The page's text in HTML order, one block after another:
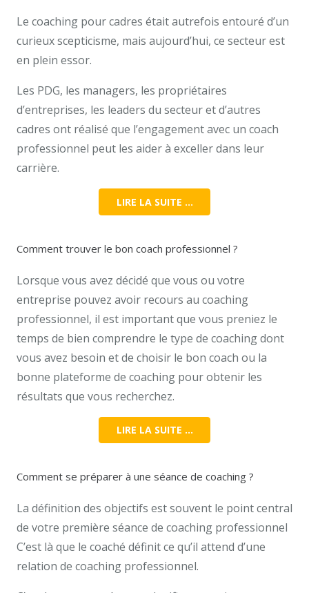
Le coaching pour cadres était autrefois entouré d’un
curieux scepticisme, mais aujourd’hui, ce secteur est
en plein essor.
Les PDG, les managers, les propriétaires
d’entreprises, les leaders du secteur et d’autres
cadres ont réalisé que l’engagement avec un coach
professionnel peut les aider à exceller dans leur
carrière.
LIRE LA SUITE …
Comment trouver le bon coach professionnel ?
Lorsque vous avez décidé que vous ou votre
entreprise pouvez avoir recours au coaching
professionnel, il est important que vous preniez le
temps de bien comprendre le type de coaching dont
vous avez besoin et de choisir le bon coach ou la
bonne plateforme de coaching pour obtenir les
résultats que vous recherchez.
LIRE LA SUITE …
Comment se préparer à une séance de coaching ?
La définition des objectifs est souvent le point central
de votre première séance de coaching professionnel
C’est là que le coaché définit ce qu’il attend d’une
relation de coaching professionnel.